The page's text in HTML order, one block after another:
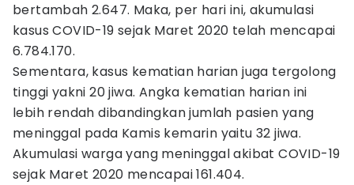
bertambah 2.647. Maka, per hari ini, akumulasi
kasus COVID-19 sejak Maret 2020 telah mencapai
6.784.170.
Sementara, kasus kematian harian juga tergolong
tinggi yakni 20 jiwa. Angka kematian harian ini
lebih rendah dibandingkan jumlah pasien yang
meninggal pada Kamis kemarin yaitu 32 jiwa.
Akumulasi warga yang meninggal akibat COVID-19
sejak Maret 2020 mencapai 161.404.